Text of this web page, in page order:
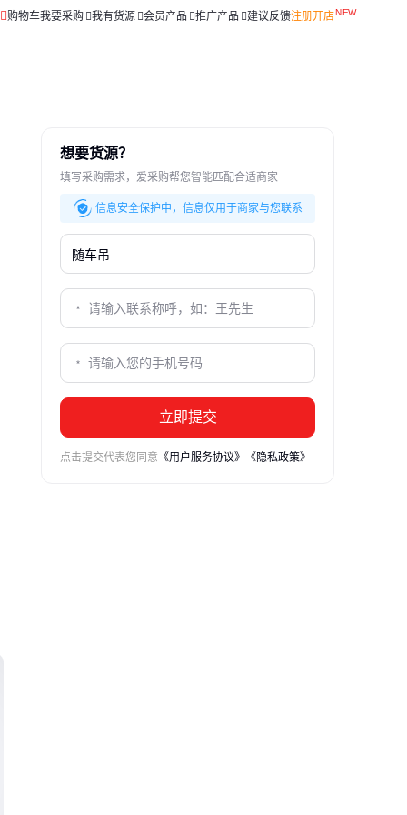
购物车我要采购 我有货源 会员产品 推广产品 建议反馈注册开店
想要货源？
填写采购需求，爱采购帮您智能匹配合适商家
信息安全保护中，信息仅用于商家与您联系
立即提交
点击提交代表您同意 《用户服务协议》 《隐私政策》